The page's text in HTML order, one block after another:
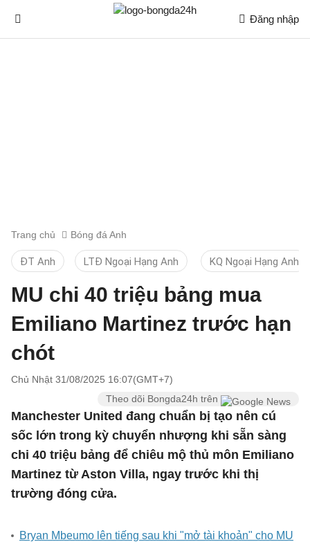
Đăng nhập
Trang chủ Bóng đá Anh
ĐT Anh LTĐ Ngoại Hạng Anh KQ Ngoại Hạng Anh
MU chi 40 triệu bảng mua
Emiliano Martinez trước hạn
chót
Chủ Nhật 31/08/2025 16:07(GMT+7)
Theo dõi Bongda24h trên
Manchester United đang chuẩn bị tạo nên cú
sốc lớn trong kỳ chuyển nhượng khi sẵn sàng
chi 40 triệu bảng để chiêu mộ thủ môn Emiliano
Martinez từ Aston Villa, ngay trước khi thị
trường đóng cửa.
Bryan Mbeumo lên tiếng sau khi "mở tài khoản" cho MU